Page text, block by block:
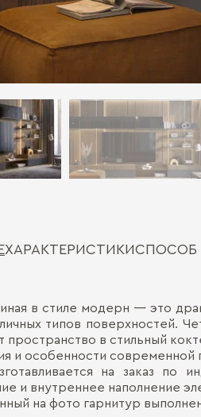
ХАРАКТЕРИСТИКИСПОСОБ
в стиле модерн — это
типов поверхностей.
в стильный
и особенности современной
на заказ по
и внутреннее наполнение
на фото гарнитур